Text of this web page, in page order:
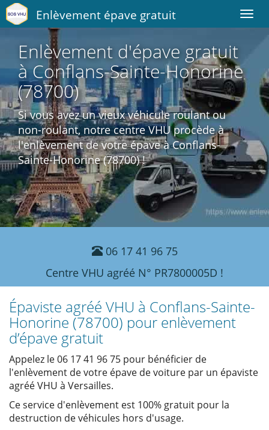
Enlèvement épave gratuit
Enlèvement d'épave gratuit
à Conflans-Sainte-Honorine
(78700)
Si vous avez un vieux véhicule roulant ou
non-roulant, notre centre VHU procède à
l'enlèvement de votre épave à Conflans-
Sainte-Honorine (78700) !
06 17 41 96 75
Centre VHU agréé N° PR7800005D !
Épaviste agréé VHU à Conflans-Sainte-
Honorine (78700) pour enlèvement
d’épave gratuit
Appelez le 06 17 41 96 75 pour bénéficier de
l'enlèvement de votre épave de voiture par un épaviste
agréé VHU à Versailles.
Ce service d'enlèvement est 100% gratuit pour la
destruction de véhicules hors d'usage.